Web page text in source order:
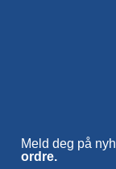
Meld deg på
ordre.